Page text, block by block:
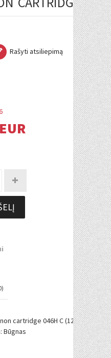
Rašyti atsiliepimą
cartridge 046H C (1253C002)
: Būgnas